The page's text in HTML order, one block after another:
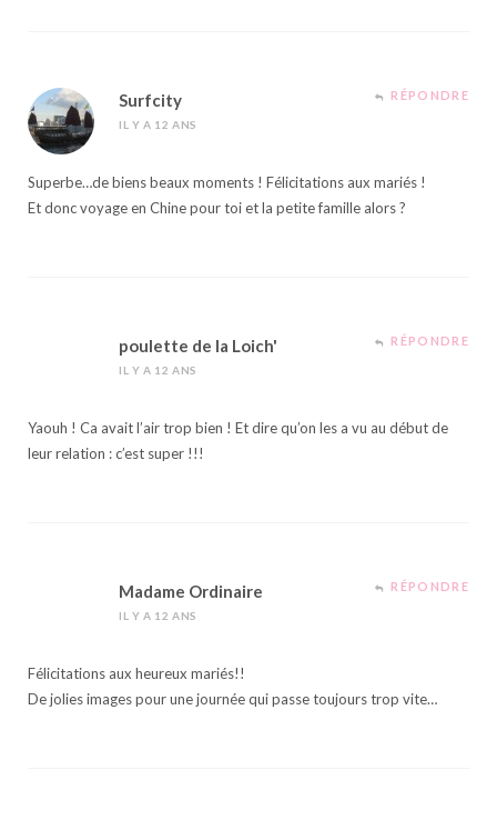
Surfcity
IL Y A 12 ANS
RÉPONDRE
Superbe…de biens beaux moments ! Félicitations aux mariés !
Et donc voyage en Chine pour toi et la petite famille alors ?
poulette de la Loich'
IL Y A 12 ANS
RÉPONDRE
Yaouh ! Ca avait l’air trop bien ! Et dire qu’on les a vu au début de
leur relation : c’est super !!!
Madame Ordinaire
IL Y A 12 ANS
RÉPONDRE
Félicitations aux heureux mariés!!
De jolies images pour une journée qui passe toujours trop vite…